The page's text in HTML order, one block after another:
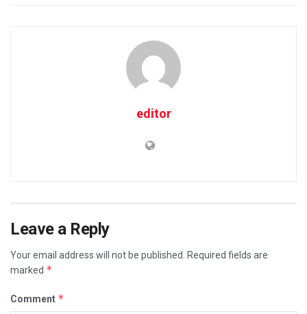
editor
Leave a Reply
Your email address will not be published.
Required fields are
marked *
Comment *